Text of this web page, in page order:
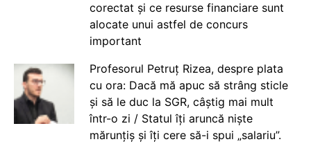
corectat și ce resurse financiare sunt
alocate unui astfel de concurs
important
Profesorul Petruț Rizea, despre plata
cu ora: Dacă mă apuc să strâng sticle
și să le duc la SGR, câștig mai mult
într-o zi / Statul îți aruncă niște
mărunțiș și îți cere să-i spui „salariu”.